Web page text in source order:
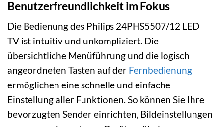
Benutzerfreundlichkeit im Fokus
Die Bedienung des Philips 24PHS5507/12 LED
TV ist intuitiv und unkompliziert. Die
übersichtliche Menüführung und die logisch
angeordneten Tasten auf der Fernbedienung
ermöglichen eine schnelle und einfache
Einstellung aller Funktionen. So können Sie Ihre
bevorzugten Sender einrichten, Bildeinstellungen